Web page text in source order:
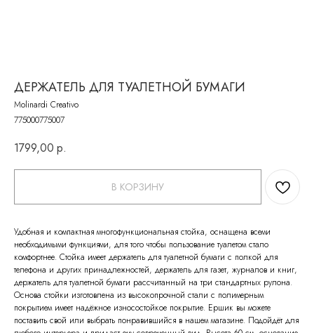
ДЕРЖАТЕЛЬ ДЛЯ ТУАЛЕТНОЙ БУМАГИ
Molinardi Creativo
775000775007
1799,00 р.
В КОРЗИНУ
Удобная и компактная многофункциональная стойка, оснащена всеми
необходимыми функциями, для того чтобы пользование туалетом стало
комфортнее. Стойка имеет держатель для туалетной бумаги с полкой для
телефона и других принадлежностей, держатель для газет, журналов и книг,
держатель для туалетной бумаги рассчитанный на три стандартных рулона.
Основа стойки изготовлена из высокопрочной стали с полимерным
покрытием имеет надёжное износостойкое покрытие. Ершик вы можете
поставить свой или выбрать понравившийся в нашем магазине. Подойдёт для